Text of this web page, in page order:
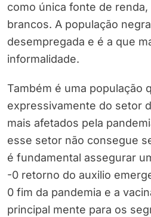
como única fonte de
brancos. A população
desempregada e é a que
informalidade.
Também é uma população
expressivamente do setor
mais afetados pela
esse setor não consegue
é fundamental assegurar
-0 retorno do auxilio
0 fim da pandemia e a
principal mente para os